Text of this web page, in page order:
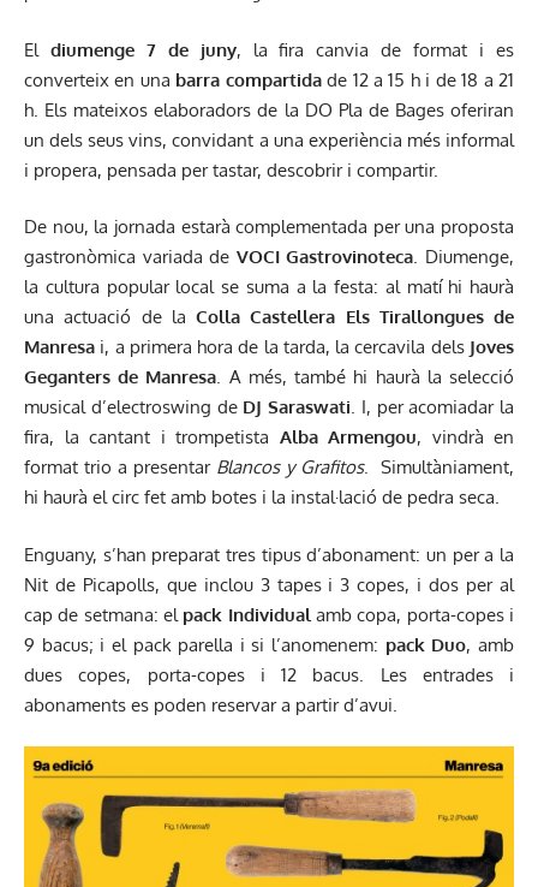
El diumenge 7 de juny, la fira canvia de format i es
converteix en una barra compartidade 12 a 15 h i de 18 a 21
h. Els mateixos elaboradors de la DO Pla de Bages oferiran
un dels seus vins, convidant a una experiència més informal
i propera, pensada per tastar, descobrir i compartir.
De nou, la jornada estarà complementada per una proposta
gastronòmica variada de VOCI Gastrovinoteca. Diumenge,
la cultura popular local se suma a la festa: al matí hi haurà
una actuació de la Colla Castellera Els Tirallongues de
Manresa i, a primera hora de la tarda, la cercavila dels Joves
Geganters de Manresa. A més, també hi haurà la selecció
musical d’electroswing de DJ Saraswati. I, per acomiadar la
fira, la cantant i trompetista Alba Armengou, vindrà en
format trio a presentar Blancos y Grafitos. Simultàniament,
hi haurà el circ fet amb botes i la instal·lació de pedra seca.
Enguany, s’han preparat tres tipus d’abonament: un per a la
Nit de Picapolls, que inclou 3 tapes i 3 copes, i dos per al
cap de setmana: el pack Individualamb copa, porta-copes i
9 bacus; i el pack parella i si l’anomenem: pack Duo, amb
dues copes, porta-copes i 12 bacus. Les entrades i
abonaments es poden reservar a partir d’avui.